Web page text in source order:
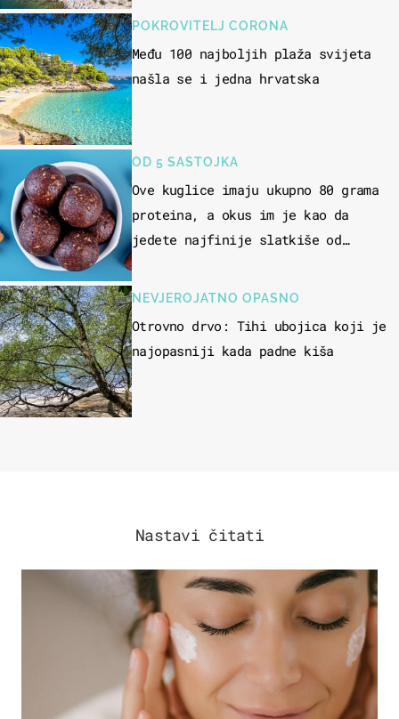
POKROVITELJ CORONA
Među 100 najboljih plaža svijeta
našla se i jedna hrvatska
OD 5 SASTOJKA
Ove kuglice imaju ukupno 80 grama
proteina, a okus im je kao da
jedete najfinije slatkiše od
NEVJEROJATNO OPASNO
Otrovno drvo: Tihi ubojica koji je
najopasniji kada padne kiša
Nastavi čitati
MODA & LJEPOTA